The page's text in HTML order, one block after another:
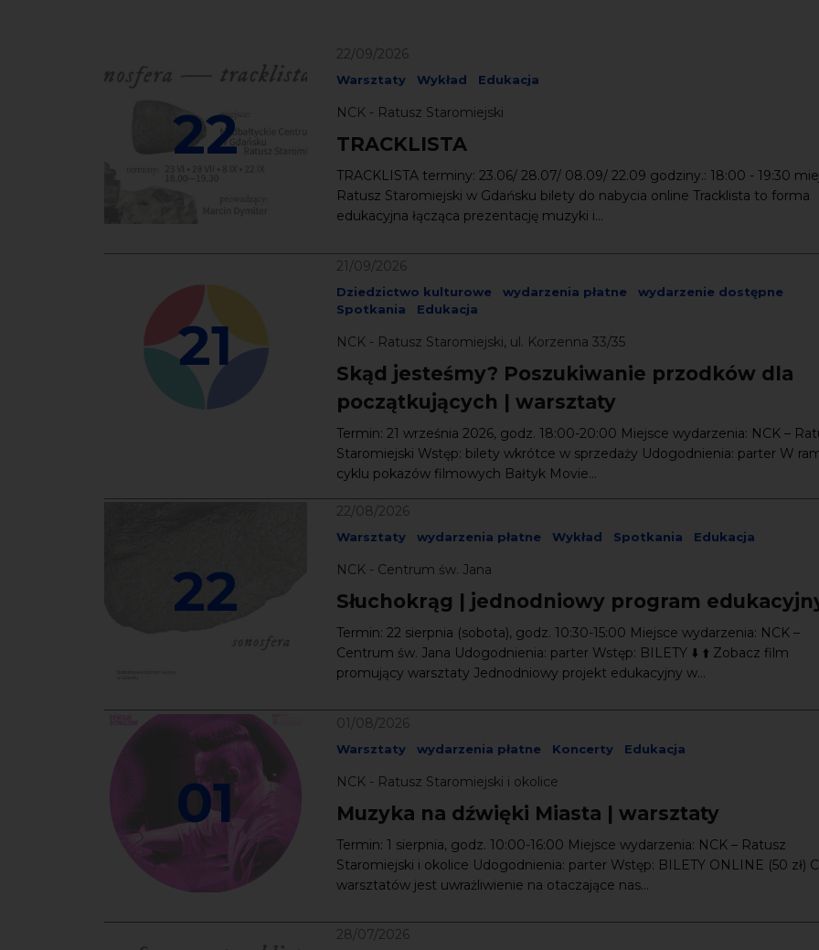
22
22/09/2026
Warsztaty Wykład Edukacja
NCK - Ratusz Staromiejski
TRACKLISTA
TRACKLISTA terminy: 23.06/ 28.07/ 08.09/ 22.09 godziny.: 18:00 - 19:30
Ratusz Staromiejski w Gdańsku bilety do nabycia online Tracklista to forma
edukacyjna łącząca prezent­­ację muzyki i...
21
21/09/2026
Dziedzictwo kulturowe wydarzenia płatne
wydarzenie dostępne
Spotkania
Edukacja
NCK - Ratusz Staromiejski, ul. Korzenna 33/35
Skąd jesteśmy? Poszukiwanie przodków dla
początkujących | warsztaty
Termin: 21 września 2026, godz. 18:00-20:00 Miejsce wydarzenia: NCK –
Staromiejski Wstęp: bilety wkrótce w sprzedaży Udogodnienia: parter W
cyklu pokazów filmowych Bałtyk Movie...
22
22/08/2026
Warsztaty wydarzenia płatne Wykład Spotkania Edukacja
NCK - Centrum św. Jana
Słuchokrąg | jednodniowy program
Termin: 22 sierpnia (sobota), godz. 10:30-15:00 Miejsce wydarzenia: NCK –
Centrum św. Jana Udogodnienia: parter Wstęp: BILETY ⬇️ ⬆️ Zobacz film
promujący warsztaty Jednodniowy projekt edukacyjny w...
01
01/08/2026
Warsztaty wydarzenia płatne Koncerty Edukacja
NCK - Ratusz Staromiejski i okolice
Muzyka na dźwięki Miasta | warsztaty
Termin: 1 sierpnia, godz. 10:00-16:00 Miejsce wydarzenia: NCK – Ratusz
Staromiejski i okolice Udogodnienia: parter Wstęp: BILETY ONLINE (50 zł)
warsztatów jest uwrażliwienie na otaczające nas...
28/07/2026